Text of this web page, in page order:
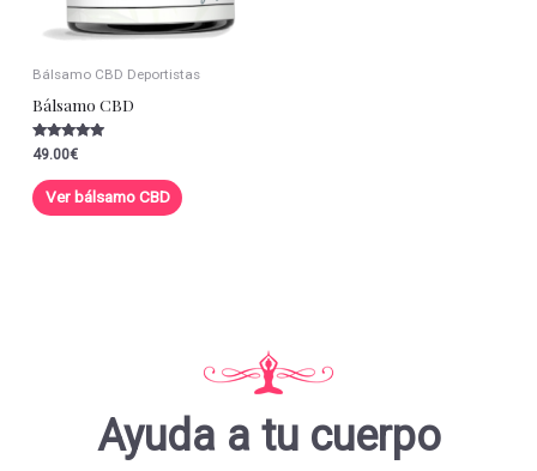
Bálsamo CBD Deportistas
Bálsamo CBD
Valorado con
5.00
de 5
49.00€
Ver bálsamo CBD
Ayuda a tu cuerpo